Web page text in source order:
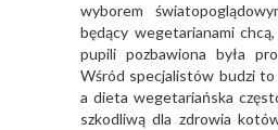
wyborem
będący wegetarianami
pupili pozbawiona była
Wśród specjalistów budzi
a dieta wegetariańska
szkodliwą dla zdrowia